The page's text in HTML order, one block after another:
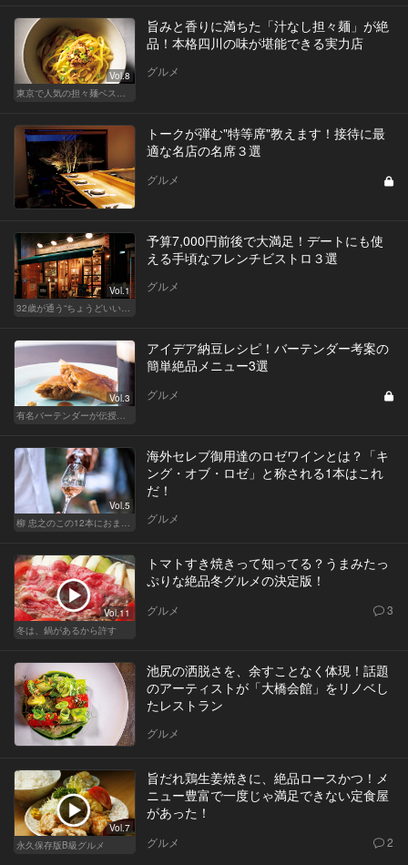
Vol.8
東京で人気の担々麺ベストセレクション！
旨みと香りに満ちた「汁なし担々麺」が絶
品！本格四川の味が堪能できる実力店
グルメ
トークが弾む"特等席"教えます！接待に最
適な名店の名席３選
グルメ
Vol.1
予算7,000円前後で大満足！デートにも使
える手頃なフレンチビストロ３選
グルメ
Vol.3
アイデア納豆レシピ！バーテンダー考案の
簡単絶品メニュー3選
グルメ
Vol.5
海外セレブ御用達のロゼワインとは？「キ
ング・オブ・ロゼ」と称される1本はこれ
だ！
グルメ
Vol.11
冬は、鍋があるから許す
トマトすき焼きって知ってる？うまみたっ
ぷりな絶品冬グルメの決定版！
グルメ 3
池尻の洒脱さを、余すことなく体現！話題
のアーティストが「大橋会館」をリノベし
たレストラン
グルメ
Vol.7
永久保存版B級グルメ
旨だれ鶏生姜焼きに、絶品ロースかつ！メ
ニュー豊富で一度じゃ満足できない定食屋
があった！
グルメ 2